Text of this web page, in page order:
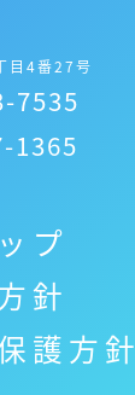
目4番27号
7535
1365
プ
針
護方針